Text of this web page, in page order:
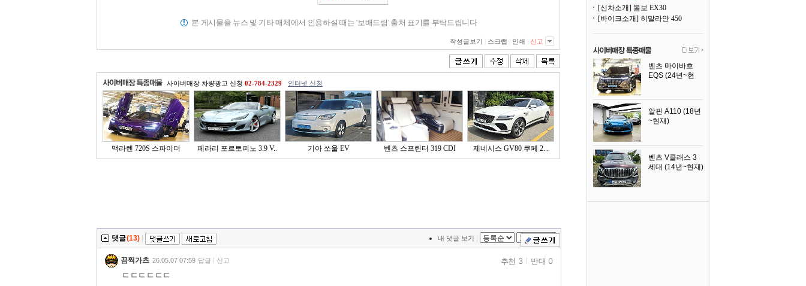
본 게시물을 뉴스 및 기타 매체에서 인용하실 때는 '보배드림' 출처 표기를 부탁드립니다
작성글보기 스크랩 인쇄 신고
사이버매장 차량광고 신청 02-784-2329 인터넷 신청
맥라렌 720S 스파이더 페라리 포르토피노 3.9 V.. 기아 쏘울 EV 벤츠 스프린터 319 CDI 제네시스 GV80 쿠페 2...
댓글(13) 내 댓글 보기
끔찍가츠 26.05.07 07:59 답글 신고
ㄷㄷㄷㄷㄷㄷ
추천 3 반대 0
[신차소개] 볼보 EX30
[바이크소개] 히말라얀 450
벤츠 마이바흐
EQS (24년~현
알핀 A110 (18년
~현재)
벤츠 V클래스 3
세대 (14년~현재)